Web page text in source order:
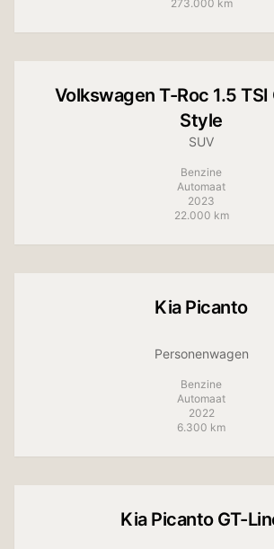
273.000 km
Volkswagen T-Roc 1.5 TSI
Style
SUV
Benzine
Automaat
2023
22.000 km
Kia Picanto
Personenwagen
Benzine
Automaat
2022
6.300 km
Kia Picanto GT-